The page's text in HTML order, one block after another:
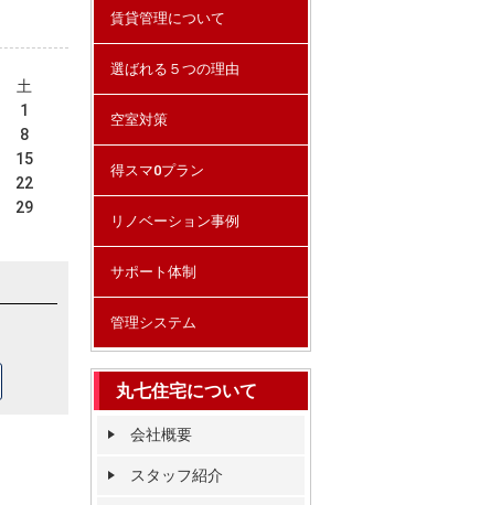
土
1
8
15
22
29
賃貸管理について
選ばれる５つの理由
空室対策
得スマ0プラン
リノベーション事例
サポート体制
管理システム
丸七住宅について
会社概要
スタッフ紹介